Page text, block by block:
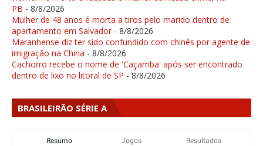
PB - 8/8/2026
Mulher de 48 anos é morta a tiros pelo marido dentro de
apartamento em Salvador - 8/8/2026
Maranhense diz ter sido confundido com chinês por agente de
imigração na China - 8/8/2026
Cachorro recebe o nome de 'Caçamba' após ser encontrado
dentro de lixo no litoral de SP - 8/8/2026
BRASILEIRÃO SÉRIE A
Resumo Jogos Resultados